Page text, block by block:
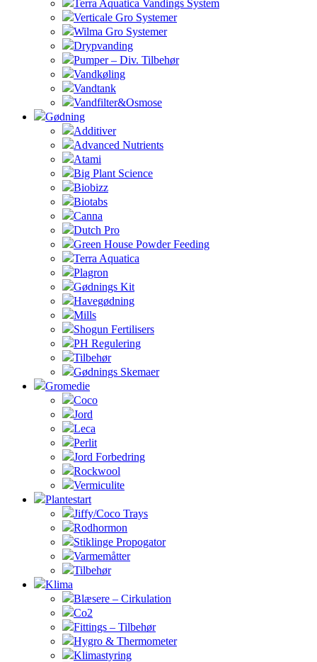
Terra Aquatica Vandings System
Verticale Gro Systemer
Wilma Gro Systemer
Drypvanding
Pumper – Div. Tilbehør
Vandkøling
Vandtank
Vandfilter&Osmose
Gødning
Additiver
Advanced Nutrients
Atami
Big Plant Science
Biobizz
Biotabs
Canna
Dutch Pro
Green House Powder Feeding
Terra Aquatica
Plagron
Gødnings Kit
Havegødning
Mills
Shogun Fertilisers
PH Regulering
Tilbehør
Gødnings Skemaer
Gromedie
Coco
Jord
Leca
Perlit
Jord Forbedring
Rockwool
Vermiculite
Plantestart
Jiffy/Coco Trays
Rodhormon
Stiklinge Propogator
Varmemåtter
Tilbehør
Klima
Blæsere – Cirkulation
Co2
Fittings – Tilbehør
Hygro & Thermometer
Klimastyring